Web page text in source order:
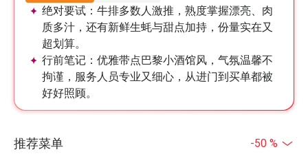
绝对要试： 牛排多数人激推，熟度掌握漂亮、肉
质多汁，还有新鲜生蚝与甜点加持，份量实在又
超划算。
行前笔记： 优雅带点巴黎小酒馆风，气氛温馨不
拘谨，服务人员专业又细心，从进门到买单都被
好好照顾。
推荐菜单 -50 %